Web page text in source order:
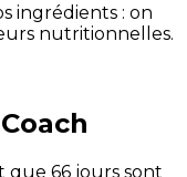
ingrédients : on
nutritionnelles.
que 66 jours sont